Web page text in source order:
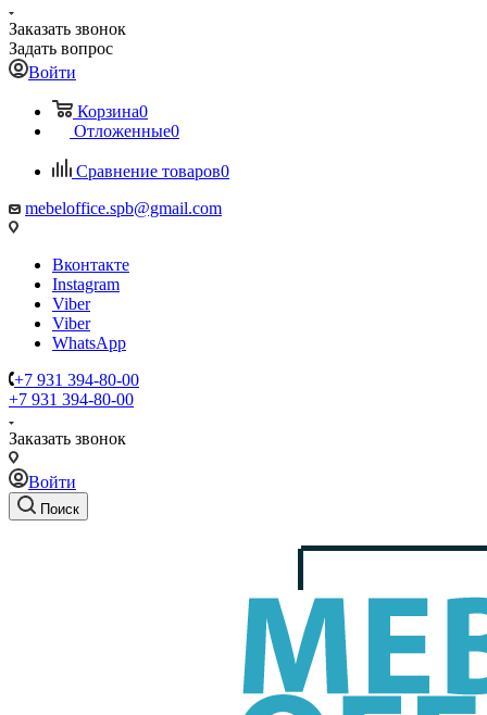
Заказать звонок
Задать вопрос
Войти
Корзина0
Отложенные0
Сравнение товаров0
mebeloffice.spb@gmail.com
Вконтакте
Instagram
Viber
Viber
WhatsApp
+7 931 394-80-00
+7 931 394-80-00
Заказать звонок
Войти
Поиск